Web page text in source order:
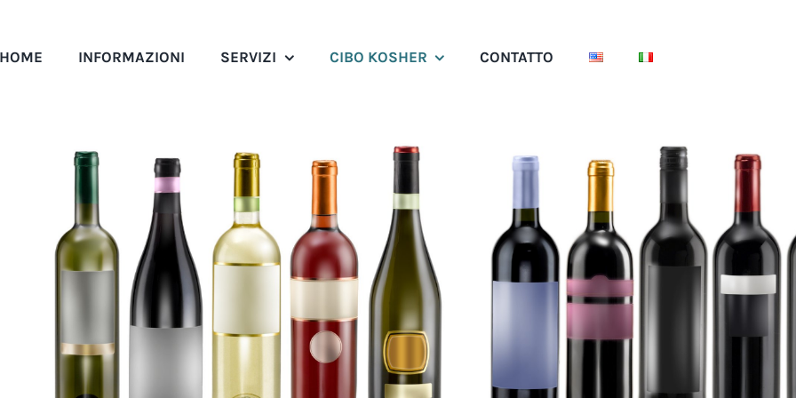
HOME INFORMAZIONI SERVIZI CIBO KOSHER CONTATTO